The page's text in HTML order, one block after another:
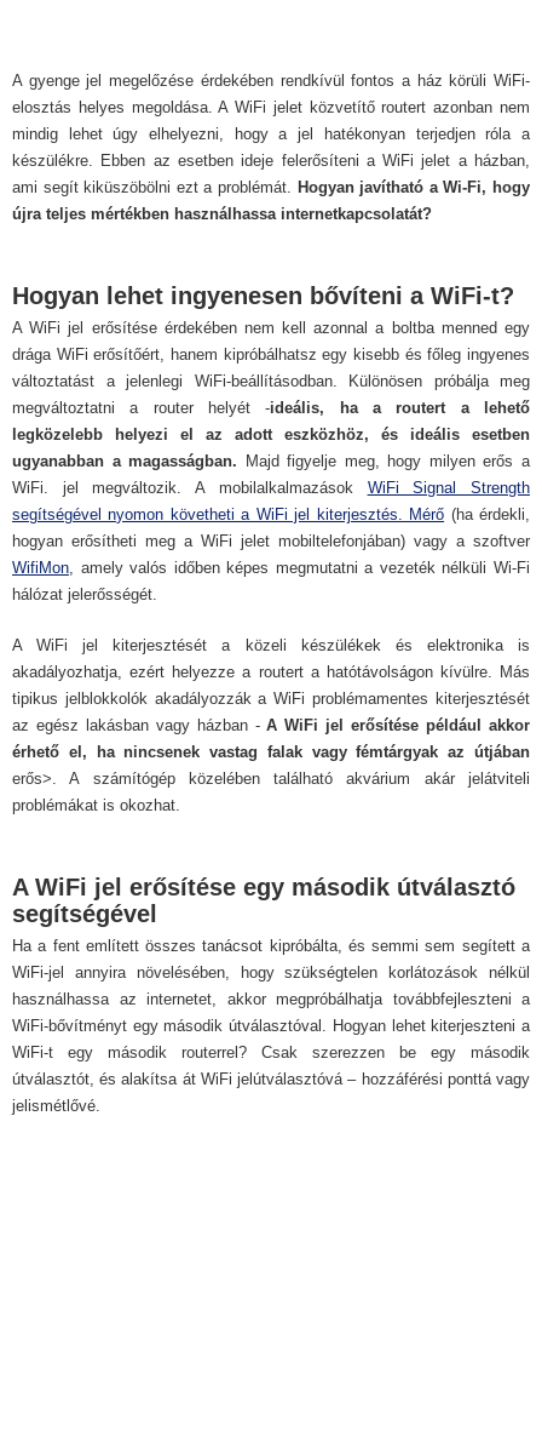
A gyenge jel megelőzése érdekében rendkívül fontos a ház körüli WiFi-
elosztás helyes megoldása. A WiFi jelet közvetítő routert azonban nem
mindig lehet úgy elhelyezni, hogy a jel hatékonyan terjedjen róla a
készülékre. Ebben az esetben ideje felerősíteni a WiFi jelet a házban,
ami segít kiküszöbölni ezt a problémát. Hogyan javítható a Wi-Fi, hogy
újra teljes mértékben használhassa internetkapcsolatát?
Hogyan lehet ingyenesen bővíteni a WiFi-t?
A WiFi jel erősítése érdekében nem kell azonnal a boltba menned egy
drága WiFi erősítőért, hanem kipróbálhatsz egy kisebb és főleg ingyenes
változtatást a jelenlegi WiFi-beállításodban. Különösen próbálja meg
megváltoztatni a router helyét -ideális, ha a routert a lehető
legközelebb helyezi el az adott eszközhöz, és ideális esetben
ugyanabban a magasságban. Majd figyelje meg, hogy milyen erős a
WiFi. jel megváltozik. A mobilalkalmazások WiFi Signal Strength
segítségével nyomon követheti a WiFi jel kiterjesztés. Mérő (ha érdekli,
hogyan erősítheti meg a WiFi jelet mobiltelefonjában) vagy a szoftver
WifiMon, amely valós időben képes megmutatni a vezeték nélküli Wi-Fi
hálózat jelerősségét.
A WiFi jel kiterjesztését a közeli készülékek és elektronika is
akadályozhatja, ezért helyezze a routert a hatótávolságon kívülre. Más
tipikus jelblokkolók akadályozzák a WiFi problémamentes kiterjesztését
az egész lakásban vagy házban -A WiFi jel erősítése például akkor
érhető el, ha nincsenek vastag falak vagy fémtárgyak az útjában
erős>. A számítógép közelében található akvárium akár jelátviteli
problémákat is okozhat.
A WiFi jel erősítése egy második útválasztó
segítségével
Ha a fent említett összes tanácsot kipróbálta, és semmi sem segített a
WiFi-jel annyira növelésében, hogy szükségtelen korlátozások nélkül
használhassa az internetet, akkor megpróbálhatja továbbfejleszteni a
WiFi-bővítményt egy második útválasztóval. Hogyan lehet kiterjeszteni a
WiFi-t egy második routerrel? Csak szerezzen be egy második
útválasztót, és alakítsa át WiFi jelútválasztóvá – hozzáférési ponttá vagy
jelismétlővé.